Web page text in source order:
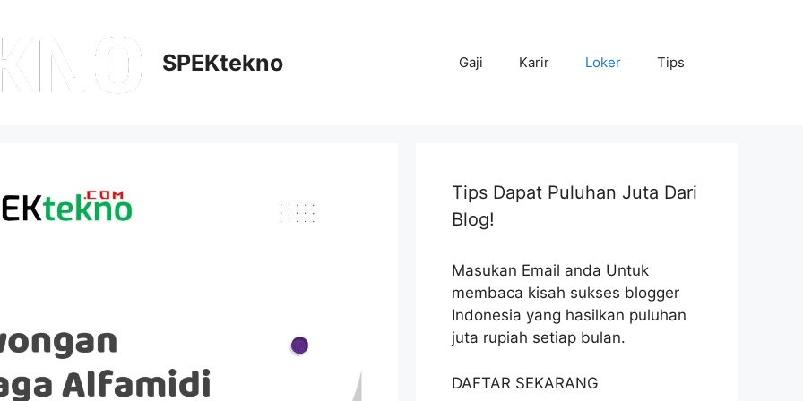
SPEKtekno Gaji Karir Loker Tips
Tips Dapat Puluhan Juta Dari
Blog!
Masukan Email anda Untuk
membaca kisah sukses blogger
Indonesia yang hasilkan puluhan
juta rupiah setiap bulan.
DAFTAR SEKARANG